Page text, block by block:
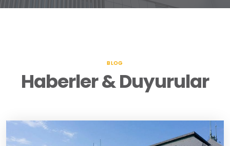
BLOG
Haberler & Duyurular